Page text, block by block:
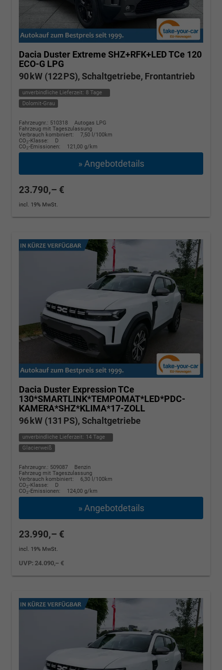
Dacia Duster Extreme SHZ+RFK+LED TCe 120
ECO-G LPG
90 kW (122 PS), Schaltgetriebe, Frontantrieb
unverbindliche Lieferzeit: 8 Tage
Dolomit-Grau
Fahrzeugnr.: 510318
Autogas LPG
Fahrzeug mit Tageszulassung
Verbrauch kombiniert:
7,50 l/100km
CO2-Klasse:
D
CO2-Emissionen: 121,00 g/km
» Angebotdetails
23.790,– €
incl. 19% MwSt.
Dacia Duster Expression TCe
130*SMARTLINK*TEMPOMAT*LED*PDC-
KAMERA*SHZ*KLIMA*17-ZOLL
96 kW (131 PS), Schaltgetriebe
unverbindliche Lieferzeit: 14 Tage
Glacierweiß
Fahrzeugnr.: 509087
Benzin
Fahrzeug mit Tageszulassung
Verbrauch kombiniert:
6,30 l/100km
CO2-Klasse:
D
CO2-Emissionen: 124,00 g/km
» Angebotdetails
23.990,– €
incl. 19% MwSt.
UVP:24.090,– €